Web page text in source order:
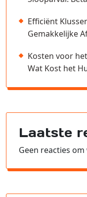
Efficiënt
Gemakkelijke
Kosten voor
Wat Kost het
Laatste
Geen reacties